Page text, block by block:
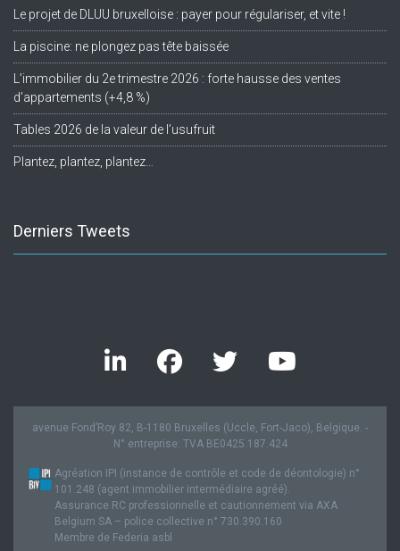
Le projet de DLUU bruxelloise : payer pour régulariser, et vite !
La piscine: ne plongez pas tête baissée
L’immobilier du 2e trimestre 2026 : forte hausse des ventes
d’appartements (+4,8 %)
Tables 2026 de la valeur de l’usufruit
Plantez, plantez, plantez…
Derniers Tweets
avenue Fond’Roy 82, B-1180 Bruxelles (Uccle, Fort-Jaco), Belgique. -
N° entreprise: TVA BE0425.187.424
Agréation IPI (instance de contrôle et code de déontologie) n°
101.248 (agent immobilier intermédiaire agréé).
Assurance RC professionnelle et cautionnement via AXA
Belgium SA – police collective n° 730.390.160
Membre de Federia asbl